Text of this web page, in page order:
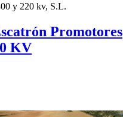
y 220 kv, S.L.
Promotores
KV